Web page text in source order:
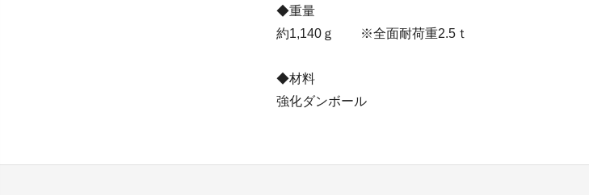
◆重量
約1,140ｇ ※全面耐荷重2.5ｔ
◆材料
強化ダンボール